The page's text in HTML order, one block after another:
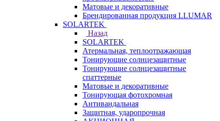
Матовые и декоративные
Брендированная продукция LLUMAR
SOLARTEK
Назад
SOLARTEK
Атермальная, теплоотражающая
Тонирующие солнцезащитные
Тонирующие солнцезащитные
спаттерные
Матовые и декоративные
Тонирующая фотохромная
Антивандальная
Защитная, ударопрочная